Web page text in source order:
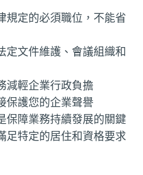
規定的必須職位，不能省
定文件維護、會議組織和
減輕企業行政負擔
保護您的企業聲譽
保障業務持續發展的關鍵
足特定的居住和資格要求